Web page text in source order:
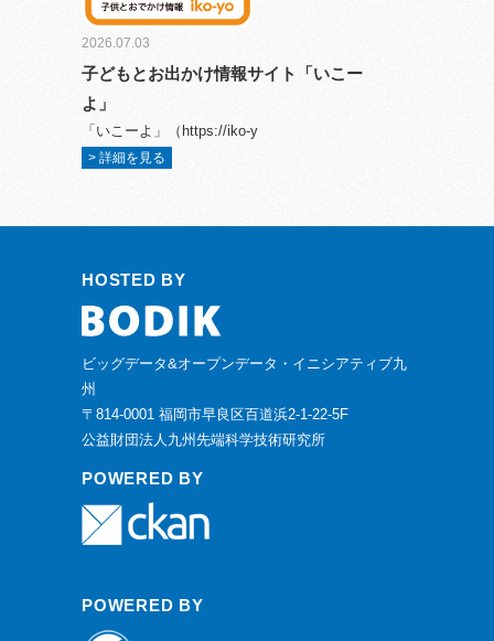
2026.07.03
子どもとお出かけ情報サイト「いこー
よ」
「いこーよ」（https://iko-y
> 詳細を見る
HOSTED BY
ビッグデータ&オープンデータ・イニシアティブ九
州
〒814-0001 福岡市早良区百道浜2-1-22-5F
公益財団法人九州先端科学技術研究所
POWERED BY
POWERED BY